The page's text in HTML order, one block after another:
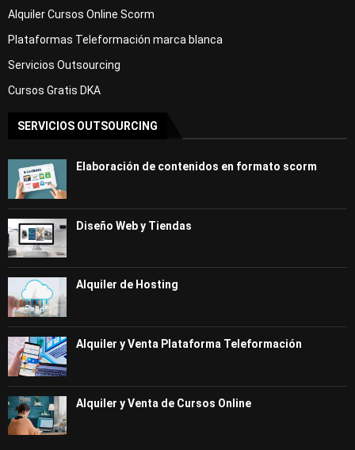
Alquiler Cursos Online Scorm
Plataformas Teleformación marca blanca
Servicios Outsourcing
Cursos Gratis DKA
SERVICIOS OUTSOURCING
Elaboración de contenidos en formato scorm
Diseño Web y Tiendas
Alquiler de Hosting
Alquiler y Venta Plataforma Teleformación
Alquiler y Venta de Cursos Online